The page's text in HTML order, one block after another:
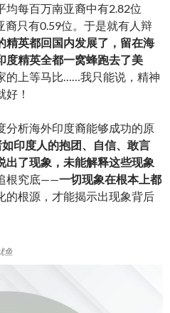
均每百万南亚裔中有2.82位
裔只有0.59位。于是就有人辩
精英都回国内发展了，留在海
度精英全都一窝蜂跑去了美
的上等马比……我只能说，精神
！
分析海外印度裔能够成功的原
印度人的抱团、自信、敢言
出了现象，未能解释这些现象
根究底——一切现象在根本上都
的根源，才能揭示出现象背后
鱼